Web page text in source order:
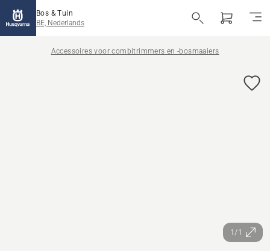
Bos & Tuin
BE, Nederlands
Accessoires voor combitrimmers en -bosmaaiers
1/1